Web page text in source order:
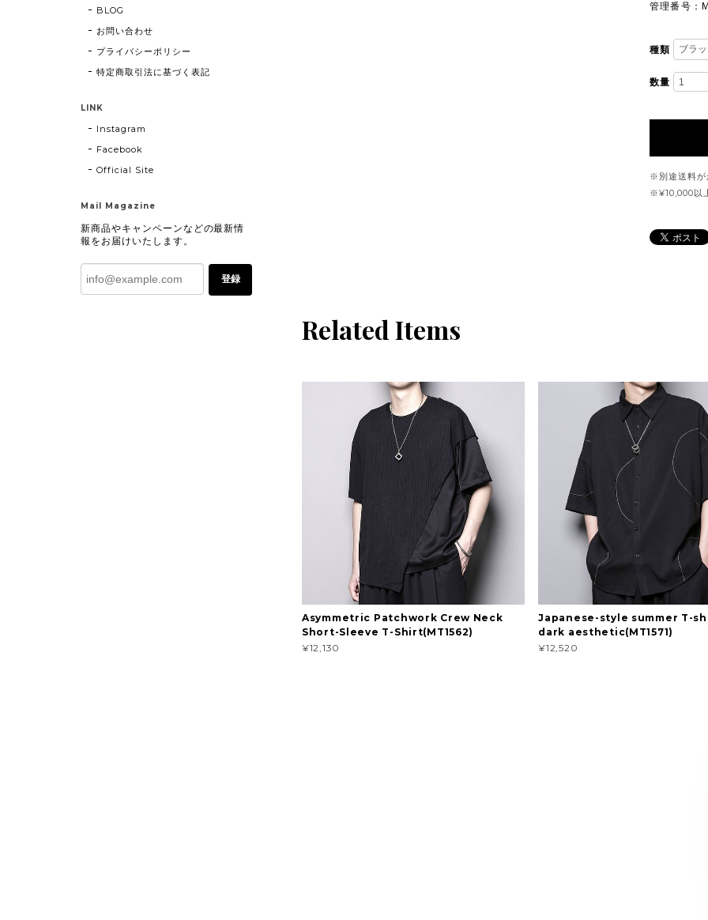
管理番号：
種類
数量
※別途送料が
※¥10,000以
Related Items
Asymmetric Patchwork Crew Neck
Short-Sleeve T-Shirt(MT1562)
¥12,130
Japanese-style summer T-
dark aesthetic(MT1571)
¥12,520
BLOG
お問い合わせ
プライバシーポリシー
特定商取引法に基づく表記
LINK
Instagram
Facebook
Official Site
Mail Magazine
新商品やキャンペーンなどの最新情
報をお届けいたします。
登録